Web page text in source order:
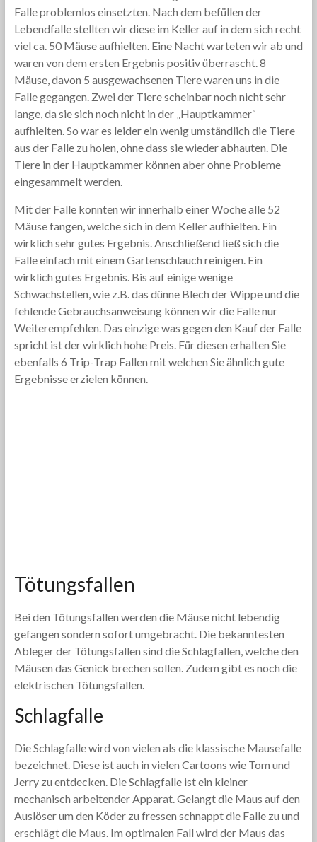
Falle problemlos einsetzten. Nach dem befüllen der
Lebendfalle stellten wir diese im Keller auf in dem sich recht
viel ca. 50 Mäuse aufhielten. Eine Nacht warteten wir ab und
waren von dem ersten Ergebnis positiv überrascht. 8
Mäuse, davon 5 ausgewachsenen Tiere waren uns in die
Falle gegangen. Zwei der Tiere scheinbar noch nicht sehr
lange, da sie sich noch nicht in der „Hauptkammer“
aufhielten. So war es leider ein wenig umständlich die Tiere
aus der Falle zu holen, ohne dass sie wieder abhauten. Die
Tiere in der Hauptkammer können aber ohne Probleme
eingesammelt werden.
Mit der Falle konnten wir innerhalb einer Woche alle 52
Mäuse fangen, welche sich in dem Keller aufhielten. Ein
wirklich sehr gutes Ergebnis. Anschließend ließ sich die
Falle einfach mit einem Gartenschlauch reinigen. Ein
wirklich gutes Ergebnis. Bis auf einige wenige
Schwachstellen, wie z.B. das dünne Blech der Wippe und die
fehlende Gebrauchsanweisung können wir die Falle nur
Weiterempfehlen. Das einzige was gegen den Kauf der Falle
spricht ist der wirklich hohe Preis. Für diesen erhalten Sie
ebenfalls 6 Trip-Trap Fallen mit welchen Sie ähnlich gute
Ergebnisse erzielen können.
Tötungsfallen
Bei den Tötungsfallen werden die Mäuse nicht lebendig
gefangen sondern sofort umgebracht. Die bekanntesten
Ableger der Tötungsfallen sind die Schlagfallen, welche den
Mäusen das Genick brechen sollen. Zudem gibt es noch die
elektrischen Tötungsfallen.
Schlagfalle
Die Schlagfalle wird von vielen als die klassische Mausefalle
bezeichnet. Diese ist auch in vielen Cartoons wie Tom und
Jerry zu entdecken. Die Schlagfalle ist ein kleiner
mechanisch arbeitender Apparat. Gelangt die Maus auf den
Auslöser um den Köder zu fressen schnappt die Falle zu und
erschlägt die Maus. Im optimalen Fall wird der Maus das